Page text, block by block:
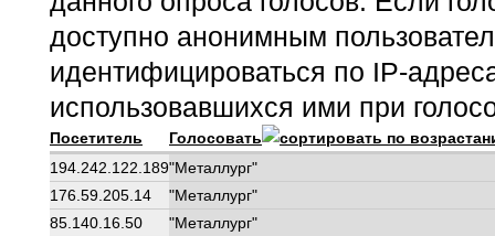
доступно анонимным
идентифицироваться по IP-
использовавшихся ими при
Посетитель
Голосовать
194.242.122.189"Металлург"
176.59.205.14
"Металлург"
85.140.16.50
"Металлург"